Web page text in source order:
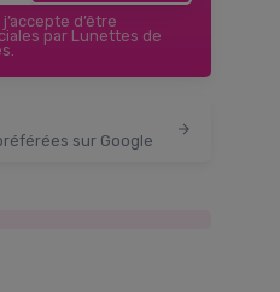
d’être
par Lunettes de
sur Google